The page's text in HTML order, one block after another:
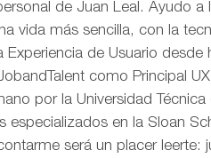
de Juan Leal. Ayudo
vida más sencilla, con la
de Usuario
como Principal
por la Universidad
especializados en la Sloan
será un placer leerte: